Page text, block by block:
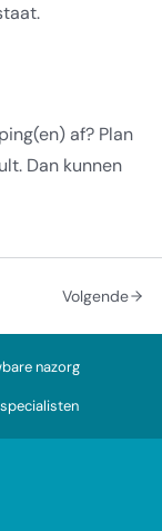
af? Plan
Dan kunnen
Volgende
nazorg